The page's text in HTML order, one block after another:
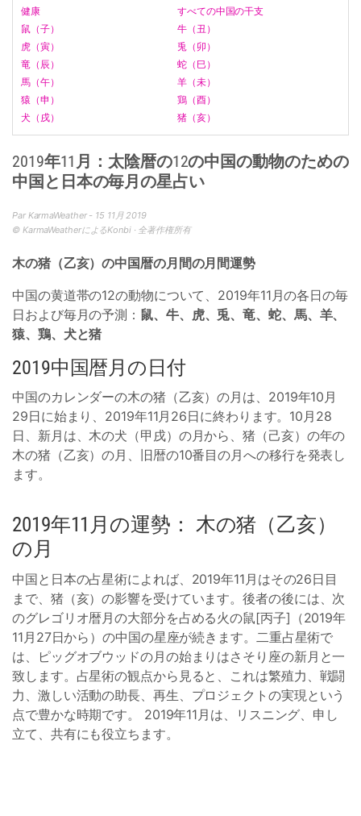
健康
すべての中国の干支
鼠（子）
牛（丑）
虎（寅）
兎（卯）
竜（辰）
蛇（巳）
馬（午）
羊（未）
猿（申）
鶏（酉）
犬（戌）
猪（亥）
2019年11月：太陰暦の12の中国の動物のための
中国と日本の毎月の星占い
Par KarmaWeather - 15 11月 2019
© KarmaWeatherによるKonbi · 全著作権所有
木の猪（乙亥）の中国暦の月間の月間運勢
中国の黄道帯の12の動物について、2019年11月の各日の毎
日および毎月の予測： 鼠、牛、虎、兎、竜、蛇、馬、羊、
猿、鶏、犬と猪
2019中国暦月の日付
中国のカレンダーの木の猪（乙亥）の月は、2019年10月
29日に始まり、2019年11月26日に終わります。10月28
日、新月は、木の犬（甲戌）の月から、猪（己亥）の年の
木の猪（乙亥）の月、旧暦の10番目の月への移行を発表し
ます。
2019年11月の運勢： 木の猪（乙亥）
の月
中国と日本の占星術によれば、2019年11月はその26日目
まで、猪（亥）の影響を受けています。後者の後には、次
のグレゴリオ暦月の大部分を占める火の鼠[丙子]（2019年
11月27日から）の中国の星座が続きます。二重占星術で
は、ピッグオブウッドの月の始まりはさそり座の新月と一
致します。占星術の観点から見ると、これは繁殖力、戦闘
力、激しい活動の助長、再生、プロジェクトの実現という
点で豊かな時期です。 2019年11月は、リスニング、申し
立て、共有にも役立ちます。